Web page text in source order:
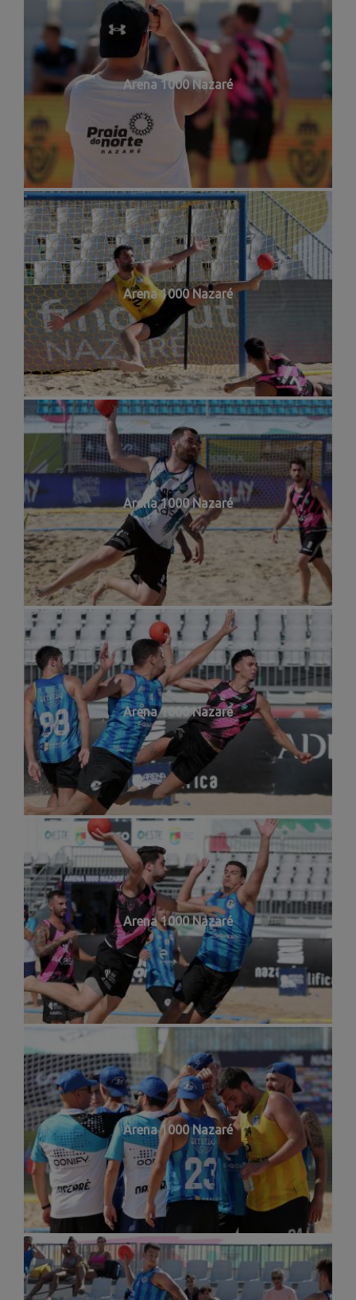
Arena 1000 Nazaré
Arena 1000 Nazaré
Arena 1000 Nazaré
Arena 1000 Nazaré
Arena 1000 Nazaré
Arena 1000 Nazaré